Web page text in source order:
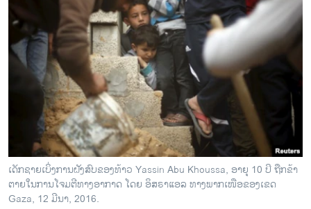
ອິດສະຫຼະພາບດ້ານການຂ່າວ
ຊີວິດຊາວລາວ
ຊຸມຊົນຊາວລາວ
ວິທະຍາສາດ-ເທັກໂນໂລຈີ
ທຸລະກິດ
ພາສາອັງກິດ
ວີດີໂອ
ສຽງ
ເດັກຊາຍເບິ່ງການຝັງສົບຂອງທ້າວ Yassin Abu Khoussa, ອາຍຸ 10 ປິ ຖືກຂ້າ
ຕາຍໃນການໂຈມຕີທາງອາກາດ ໂດຍ ອິສຣາແອລ ທາງພາກເໜືອຂອງເຂດ
Gaza, 12 ມີນາ, 2016.